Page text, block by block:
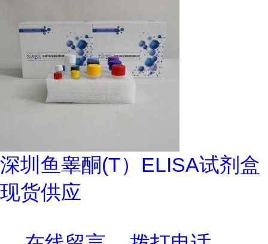
深圳鱼睾酮(T）ELISA试剂盒
现货供应